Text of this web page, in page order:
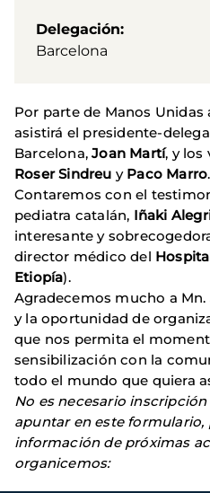
Delegación
Barcelona
Por parte de Manos
asistirá el presidente-
Barcelona,​​Joan Martí, y los
Roser Sindreu yPaco Marro.
Contaremos con el
pediatra catalán, Iñaki
interesante y
director médico del
Etiopía).
Agradecemos mucho a
y la oportunidad de
que nos permita el
sensibilización con la
todo el mundo que quiera
No es necesario
apuntar en este
información de próximas
organicemos: